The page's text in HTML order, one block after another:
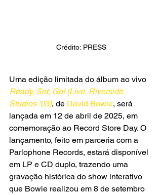
Crédito: PRESS
Uma edição limitada do álbum ao vivo
Ready, Set, Go! (Live, Riverside
Studios '03), de David Bowie, será
lançada em 12 de abril de 2025, em
comemoração ao Record Store Day. O
lançamento, feito em parceria com a
Parlophone Records, estará disponível
em LP e CD duplo, trazendo uma
gravação histórica do show interativo
que Bowie realizou em 8 de setembro